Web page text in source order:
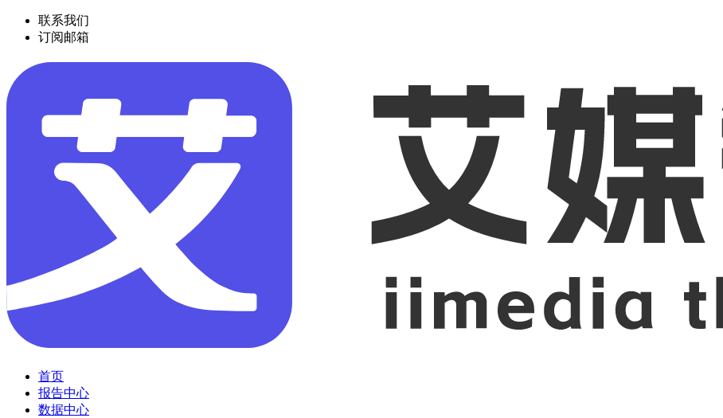
联系我们
订阅邮箱
首页
报告中心
数据中心